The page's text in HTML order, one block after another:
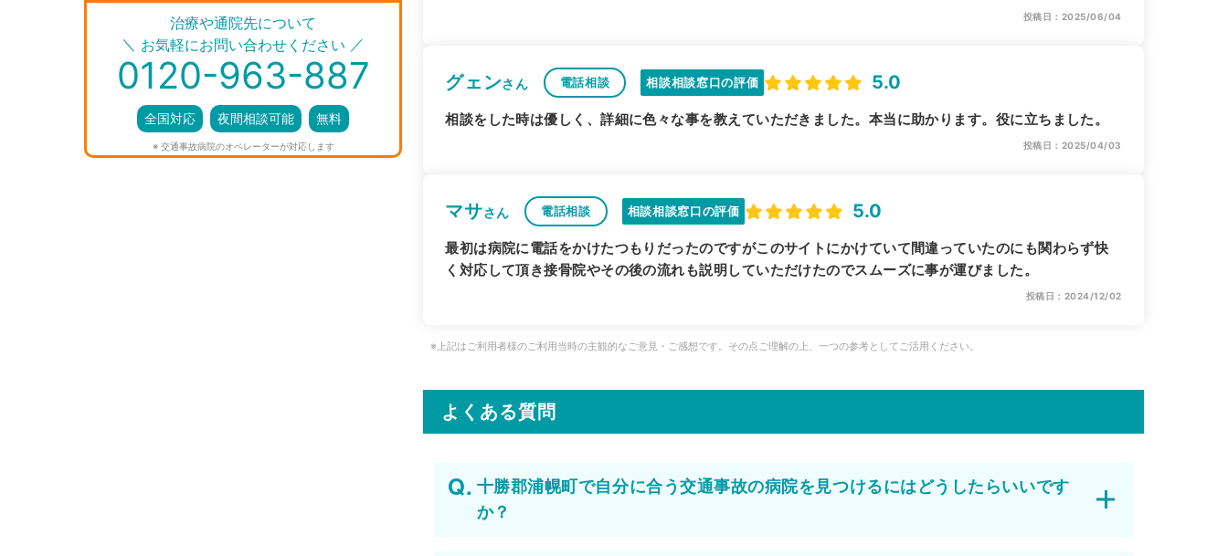
＼ ／
治療や通院先について
お気軽にお問い合わせください
0120-963-887
全国対応 夜間相談可能 無料
※ 交通事故病院のオペレーターが対応します
投稿日：2025/06/04
グェンさん 電話相談 相談相談窓口の評価 5.0
相談をした時は優しく、詳細に色々な事を教えていただきました。本当に助かります。役に立ちました。
投稿日：2025/04/03
マサさん 電話相談 相談相談窓口の評価 5.0
最初は病院に電話をかけたつもりだったのですがこのサイトにかけていて間違っていたのにも関わらず快
く対応して頂き接骨院やその後の流れも説明していただけたのでスムーズに事が運びました。
投稿日：2024/12/02
※上記はご利用者様のご利用当時の主観的なご意見・ご感想です。その点ご理解の上、一つの参考としてご活用ください。
よくある質問
十勝郡浦幌町で自分に合う交通事故の病院を見つけるにはどうしたらいいです
か？